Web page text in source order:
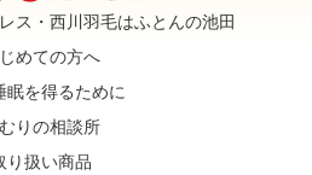
ス・西川羽毛はふとんの池田
めての方へ
眠を得るために
りの相談所
り扱い商品